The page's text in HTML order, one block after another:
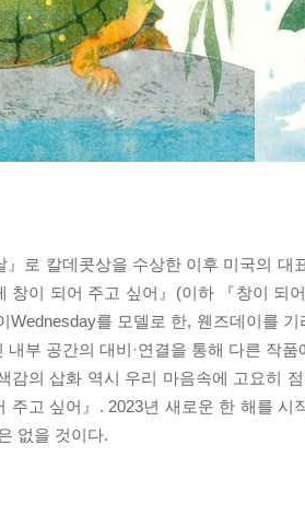
』로 칼데콧상을 수상한 이후 미국의
창이 되어 주고 싶어』(이하 『창이 되
Wednesday를 모델로 한, 웬즈데이를
부 공간의 대비·연결을 통해 다른 작
감의 삽화 역시 우리 마음속에 고요히
주고 싶어』. 2023년 새로운 한 해를
없을 것이다.